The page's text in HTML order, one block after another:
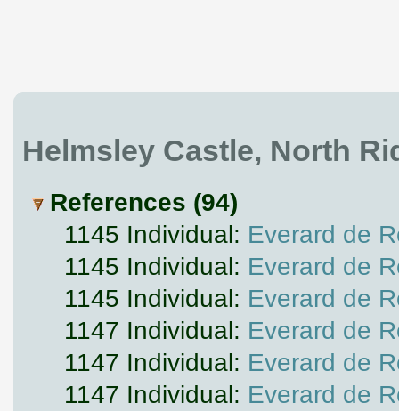
Helmsley Castle, North
References (94)
1145 Individual: Everard de
1145 Individual: Everard de
1145 Individual: Everard de
1147 Individual: Everard de
1147 Individual: Everard de
1147 Individual: Everard de